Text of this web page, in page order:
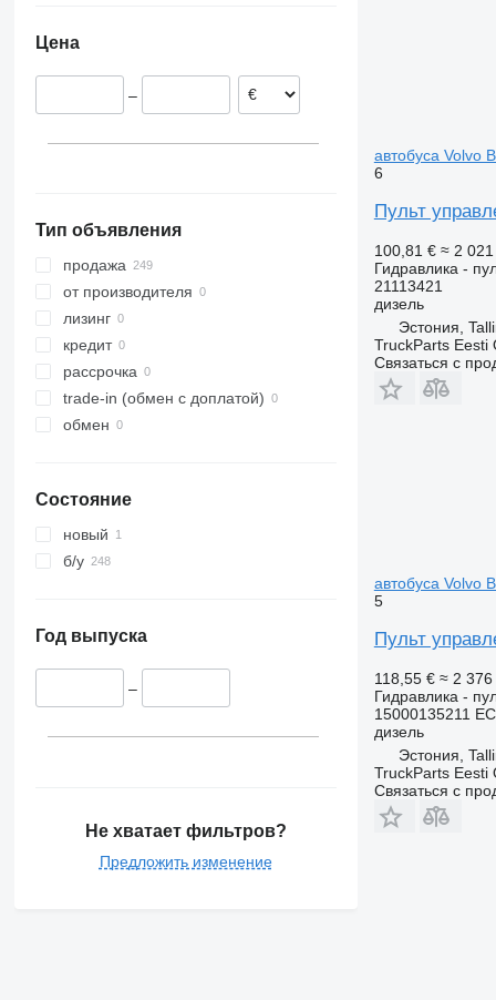
FL615
Цена
–
Тип объявления
продажа
от производителя
лизинг
кредит
рассрочка
trade-in (обмен с доплатой)
обмен
Состояние
новый
б/у
Год выпуска
–
Не хватает фильтров?
Предложить изменение
автобуса Volvo
6
Пульт
100,81 € ≈ 2 021
Гидравлика -
21113421
дизель
Эстония,
TruckParts Eesti
Связаться с
автобуса Volvo
5
Пульт
118,55 € ≈ 2 376
Гидравлика -
15000135211
дизель
Эстония,
TruckParts Eesti
Связаться с